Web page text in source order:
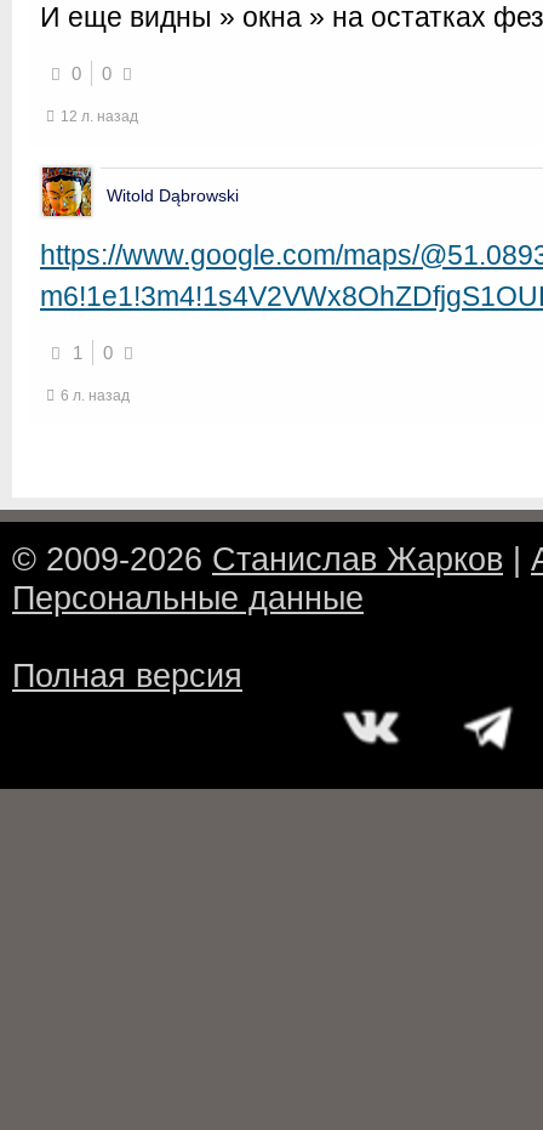
И еще видны » окна » на остатках
0 0
12 л. назад
Witold Dąbrowski
https://www.google.com/maps/
1 0
6 л. назад
© 2009-2026 Станислав Жарков |
Персональные данные
Полная версия